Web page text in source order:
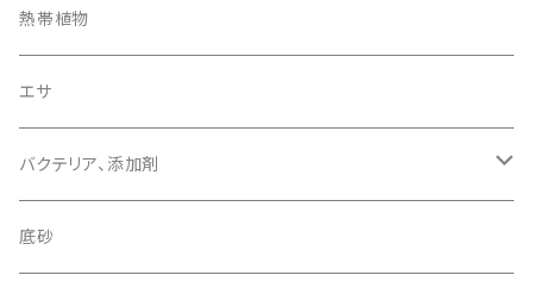
コリドラス プレコなど
小型美魚
エキノドルス クリプトコリネ など
ブセファランドラその他
ブセファランドラ
熱帯植物
エサ
バクテリア、添加剤
ADA グリーンブライティ
底砂